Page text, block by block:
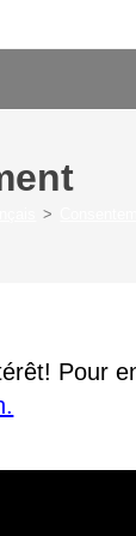
>
Pour